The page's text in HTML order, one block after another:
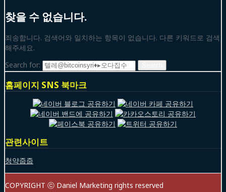
찾을 수 없습니다.
죄송합니다. 검색어와 일치하는 항목이 없습니다. 다른 키워드로 검색
해주세요.
Search for:
홈페이지 SNS 북마크
관련사이트
청약줍줍
COPYRIGHT ⓒ Daniel Marketing rights reserved